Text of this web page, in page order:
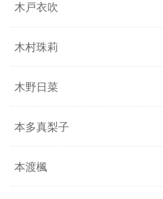
木戸衣吹
木村珠莉
木野日菜
本多真梨子
本渡楓